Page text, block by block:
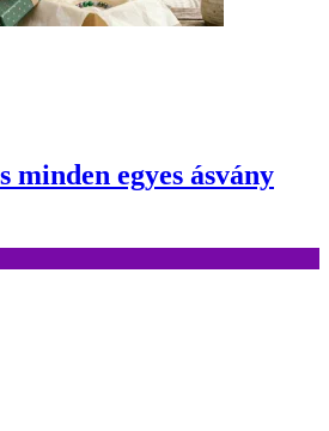
egyes ásvány